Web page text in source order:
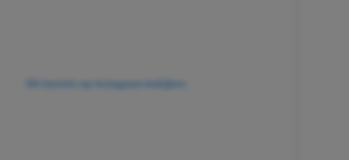
Dit bericht op Instagram bekijken